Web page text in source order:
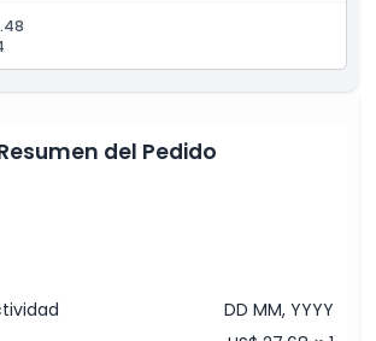
diversiones de Melbourne. Entradas
Skydeck Luna Park para
altura y entretenimiento familiar.
en el cubo de vidrio The Edge.
del Pedido
DD MM, YYYY